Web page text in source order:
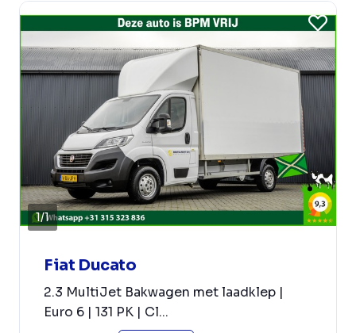
1/1
Fiat Ducato
2.3 MultiJet Bakwagen met laadklep |
Euro 6 | 131 PK | Cl...